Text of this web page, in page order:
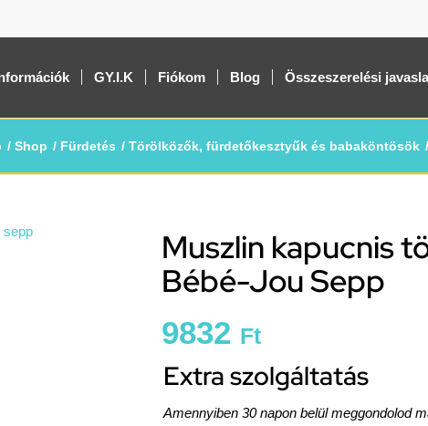
GY.I.K Fiókom Blog Összeszerelési
/ Shop / Fürdetés / Törölközők, fürdetőkesztyűk és babaköntösök /
Muszlin kapucnis
Bébé-Jou Sepp
9832 Ft
Extra szolgáltatás
Amennyiben 30 napon belül meggondolod